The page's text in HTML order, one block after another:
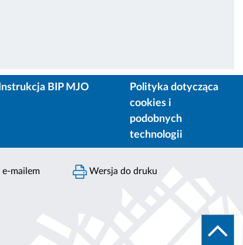
Instrukcja BIP MJO
Polityka dotycząca
cookies i
podobnych
technologii
mailem Wersja do druku